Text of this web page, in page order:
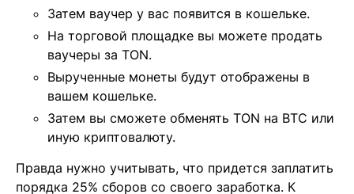
Затем ваучер у вас появится в кошельке.
На торговой площадке вы можете продать
ваучеры за TON.
Вырученные монеты будут отображены в
вашем кошельке.
Затем вы сможете обменять TON на BTC или
иную криптовалюту.
Правда нужно учитывать, что придется заплатить
порядка 25% сборов со своего заработка. К